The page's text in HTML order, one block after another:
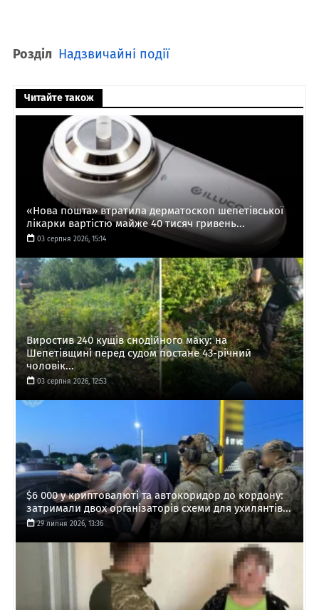
Розділ Надзвичайні події
Читайте також
«Нова пошта» втратила дерматоскоп шепетівської
лікарки вартістю майже 40 тисяч гривень...
03 серпня 2026, 15:14
Виростив 240 кущів снодійного маку: на
Шепетівщині перед судом постане 43-річний
чоловік...
03 серпня 2026, 12:53
$6 000 у криптовалюті та автокоридор до кордону:
затримали двох організаторів схеми для ухилянтів...
29 липня 2026, 13:36